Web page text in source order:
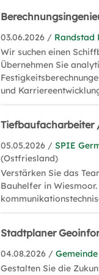
03.06.2026 / Randstad
Wir suchen einen
Übernehmen Sie
und
05.05.2026 /SPIE
(Ostfriesland)
Verstärken Sie das
Bauhelfer in
Stadtplaner
04.08.2026 /
Gestalten Sie die